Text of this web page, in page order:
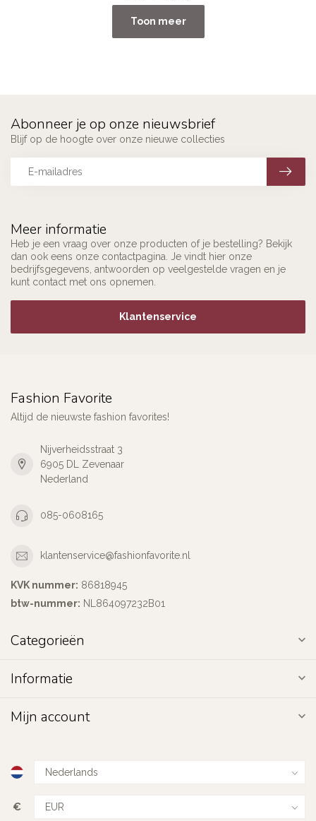
Toon meer
Meer informatie
Heb je een vraag over onze producten of je bestelling? Bekijk
dan ook eens onze contactpagina. Je vindt hier onze
bedrijfsgegevens, antwoorden op veelgestelde vragen en je
kunt contact met ons opnemen.
Klantenservice
Abonneer je op onze nieuwsbrief
Blijf op de hoogte over onze nieuwe collecties
Fashion Favorite
Altijd de nieuwste fashion favorites!
Nijverheidsstraat 3
6905 DL Zevenaar
Nederland
085-0608165
klantenservice@fashionfavorite.nl
KVK nummer: 86818945
btw-nummer: NL864097232B01
Categorieën
Informatie
Mijn account
€